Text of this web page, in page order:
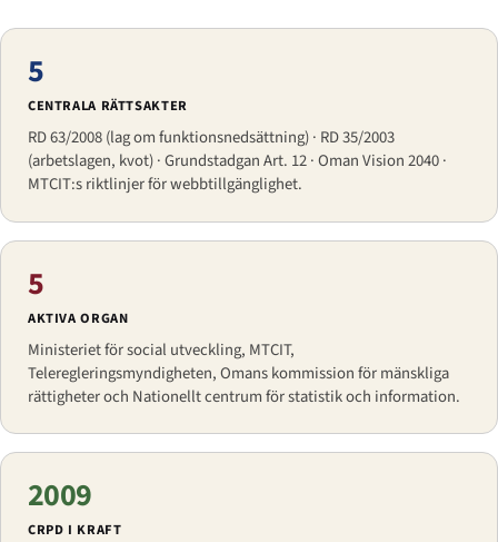
5
CENTRALA RÄTTSAKTER
RD 63/2008 (lag om funktionsnedsättning) · RD 35/2003
(arbetslagen, kvot) · Grundstadgan Art. 12 · Oman Vision 2040 ·
MTCIT:s riktlinjer för webbtillgänglighet.
5
AKTIVA ORGAN
Ministeriet för social utveckling, MTCIT,
Teleregleringsmyndigheten, Omans kommission för mänskliga
rättigheter och Nationellt centrum för statistik och information.
2009
CRPD I KRAFT